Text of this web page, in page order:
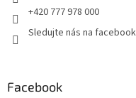
+420 777 978 000
Sledujte nás na
Facebook